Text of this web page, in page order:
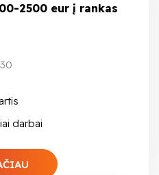
2500 eur į rankas
darbai